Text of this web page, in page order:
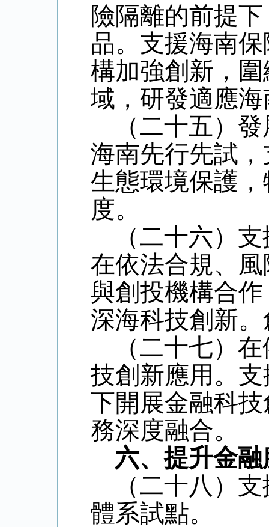
險隔離的前提
品。支援海南
構加強創新，
域，研發適應
（二十五）
海南先行先試
生態環境保護
度。
（二十六）
在依法合規、
與創投機構合
深海科技創新
（二十七）
技創新應用。
下開展金融科
務深度融合。
六、提升金
（二十八）
體系試點。